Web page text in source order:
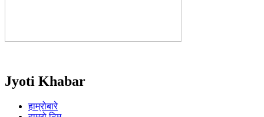
Jyoti Khabar
हाम्रोबारे